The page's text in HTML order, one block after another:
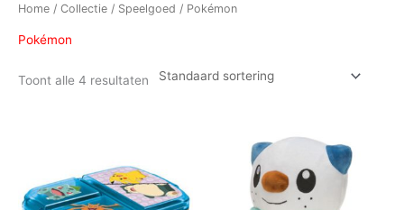
Home / Collectie / Speelgoed / Pokémon
Pokémon
Toont alle 4 resultaten